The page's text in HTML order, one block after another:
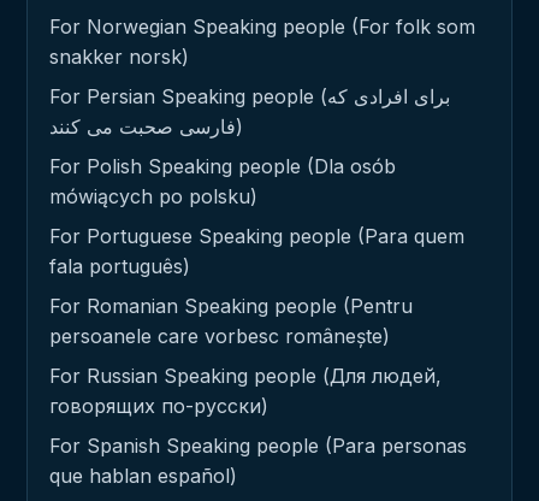
For Norwegian Speaking people (For folk som
snakker norsk)
For Persian Speaking people (برای افرادی که
فارسی صحبت می کنند)
For Polish Speaking people (Dla osób
mówiących po polsku)
For Portuguese Speaking people (Para quem
fala português)
For Romanian Speaking people (Pentru
persoanele care vorbesc românește)
For Russian Speaking people (Для людей,
говорящих по-русски)
For Spanish Speaking people (Para personas
que hablan español)